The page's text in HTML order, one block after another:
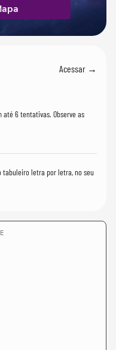
Acessar →
até 6 tentativas. Observe as
letra por letra, no seu